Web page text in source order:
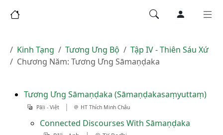
Kinh Tạng Tương Ưng Bộ
Tập IV - Thiên Sáu Xứ
Chương Năm: Tương Ưng Sāmaṇḍaka
Tương Ưng Sāmaṇḍaka (Sāmaṇḍakasaṃyuttaṃ)
Pāḷi - Việt | HT Thích Minh Châu
Connected Discourses With Sāmaṇḍaka